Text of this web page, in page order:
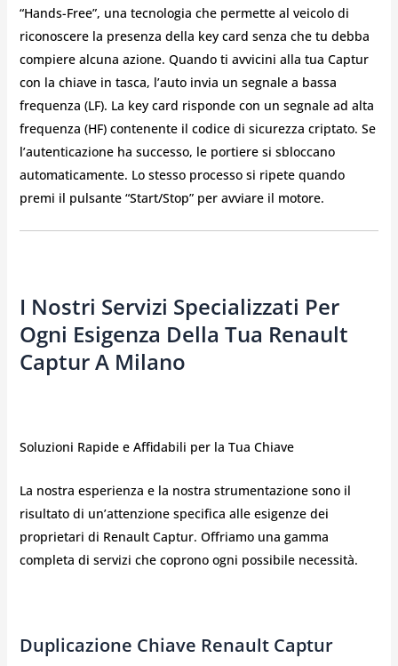
“Hands-Free”, una tecnologia che permette al veicolo di
riconoscere la presenza della key card senza che tu debba
compiere alcuna azione. Quando ti avvicini alla tua Captur
con la chiave in tasca, l’auto invia un segnale a bassa
frequenza (LF). La key card risponde con un segnale ad alta
frequenza (HF) contenente il codice di sicurezza criptato. Se
l’autenticazione ha successo, le portiere si sbloccano
automaticamente. Lo stesso processo si ripete quando
premi il pulsante “Start/Stop” per avviare il motore.
I Nostri Servizi Specializzati Per
Ogni Esigenza Della Tua Renault
Captur A Milano
Soluzioni Rapide e Affidabili per la Tua Chiave
La nostra esperienza e la nostra strumentazione sono il
risultato di un’attenzione specifica alle esigenze dei
proprietari di Renault Captur. Offriamo una gamma
completa di servizi che coprono ogni possibile necessità.
Duplicazione Chiave Renault Captur